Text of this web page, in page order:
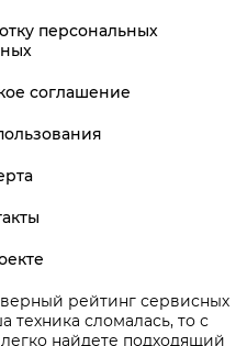
рейтинг сервисных
техника сломалась, то с
найдете подходящий
персональных
соглашение